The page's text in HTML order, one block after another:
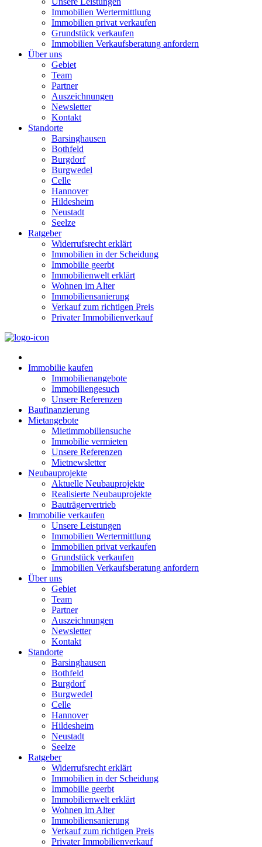
Immobilien Wertermittlung
Immobilien privat verkaufen
Grundstück verkaufen
Immobilien Verkaufsberatung anfordern
Über uns
Gebiet
Team
Partner
Auszeichnungen
Newsletter
Kontakt
Standorte
Barsinghausen
Bothfeld
Burgdorf
Burgwedel
Celle
Hannover
Hildesheim
Neustadt
Seelze
Ratgeber
Widerrufsrecht erklärt
Immobilien in der Scheidung
Immobilie geerbt
Immobilienwelt erklärt
Wohnen im Alter
Immobiliensanierung
Verkauf zum richtigen Preis
Privater Immobilienverkauf
Immobilie kaufen
Immobilienangebote
Immobiliengesuch
Unsere Referenzen
Baufinanzierung
Mietangebote
Mietimmobiliensuche
Immobilie vermieten
Unsere Referenzen
Mietnewsletter
Neubauprojekte
Aktuelle Neubauprojekte
Realisierte Neubauprojekte
Bauträgervertrieb
Immobilie verkaufen
Unsere Leistungen
Immobilien Wertermittlung
Immobilien privat verkaufen
Grundstück verkaufen
Immobilien Verkaufsberatung anfordern
Über uns
Gebiet
Team
Partner
Auszeichnungen
Newsletter
Kontakt
Standorte
Barsinghausen
Bothfeld
Burgdorf
Burgwedel
Celle
Hannover
Hildesheim
Neustadt
Seelze
Ratgeber
Widerrufsrecht erklärt
Immobilien in der Scheidung
Immobilie geerbt
Immobilienwelt erklärt
Wohnen im Alter
Immobiliensanierung
Verkauf zum richtigen Preis
Privater Immobilienverkauf